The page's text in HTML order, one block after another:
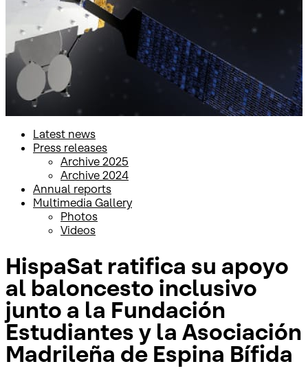
Latest news
Press releases
Archive 2025
Archive 2024
Annual reports
Multimedia Gallery
Photos
Videos
HispaSat ratifica su apoyo
al baloncesto inclusivo
junto a la Fundación
Estudiantes y la Asociación
Madrileña de Espina Bífida